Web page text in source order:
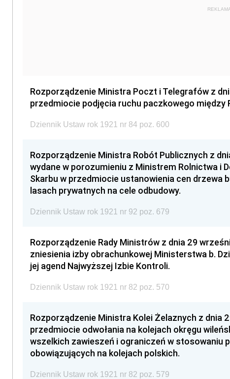
Rozporządzenie Ministra Poczt i Telegrafów z
przedmiocie podjęcia ruchu paczkowego między
Dziennik Ustaw rok 1921 nr 84 poz. 600
Rozporządzenie Ministra Robót Publicznych z
wydane w porozumieniu z Ministrem Rolnictwa i
Skarbu w przedmiocie ustanowienia cen drzewa
lasach prywatnych na cele odbudowy.
Dziennik Ustaw rok 1921 nr 92 poz. 679
Rozporządzenie Rady Ministrów z dnia 29
zniesienia izby obrachunkowej Ministerstwa b.
jej agend Najwyższej Izbie Kontroli.
Dziennik Ustaw rok 1921 nr 82 poz. 570
Rozporządzenie Ministra Kolei Żelaznych z dnia
przedmiocie odwołania na kolejach okręgu
wszelkich zawieszeń i ograniczeń w stosowaniu
obowiązujących na kolejach polskich.
Dziennik Ustaw rok 1921 nr 82 poz. 579